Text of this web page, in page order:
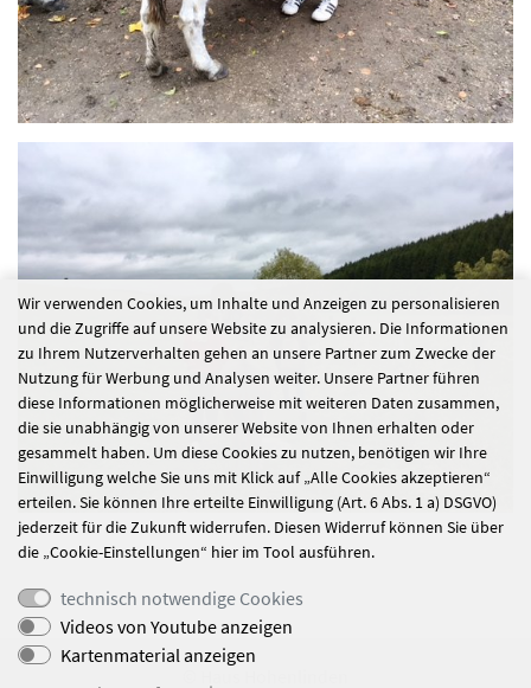
Wir verwenden Cookies, um Inhalte und Anzeigen zu personalisieren
und die Zugriffe auf unsere Website zu analysieren. Die Informationen
zu Ihrem Nutzerverhalten gehen an unsere Partner zum Zwecke der
Nutzung für Werbung und Analysen weiter. Unsere Partner führen
diese Informationen möglicherweise mit weiteren Daten zusammen,
die sie unabhängig von unserer Website von Ihnen erhalten oder
gesammelt haben. Um diese Cookies zu nutzen, benötigen wir Ihre
Einwilligung welche Sie uns mit Klick auf „Alle Cookies akzeptieren“
erteilen. Sie können Ihre erteilte Einwilligung (Art. 6 Abs. 1 a) DSGVO)
jederzeit für die Zukunft widerrufen. Diesen Widerruf können Sie über
die „Cookie-Einstellungen“ hier im Tool ausführen.
technisch notwendige Cookies
Videos von Youtube anzeigen
Kartenmaterial anzeigen